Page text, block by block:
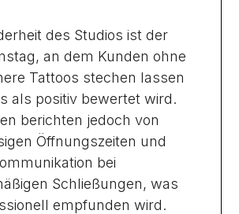
des Studios ist der
an dem Kunden ohne
Tattoos stechen lassen
als positiv bewertet wird.
berichten jedoch von
Öffnungszeiten und
bei
Schließungen, was
empfunden wird.